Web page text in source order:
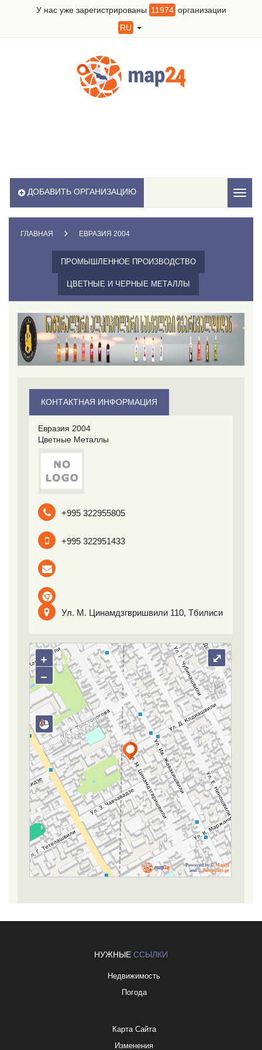
У нас уже зарегистрированы 11974 организации
RU
ДОБАВИТЬ ОРГАНИЗАЦИЮ
ГЛАВНАЯ ЕВРАЗИЯ 2004
ПРОМЫШЛЕННОЕ ПРОИЗВОДСТВО
ЦВЕТНЫЕ И ЧЕРНЫЕ МЕТАЛЛЫ
КОНТАКТНАЯ ИНФОРМАЦИЯ
Евразия 2004
Цветные Металлы
+995 322955805
+995 322951433
Ул. М. Цинамдзгвришвили 110, Тбилиси
+
−
Powered by ©Map24
and ©Jumpstart.ge
⤢
НУЖНЫЕ ССЫЛКИ
Недвижимость
Погода
Карта Сайта
Изменения